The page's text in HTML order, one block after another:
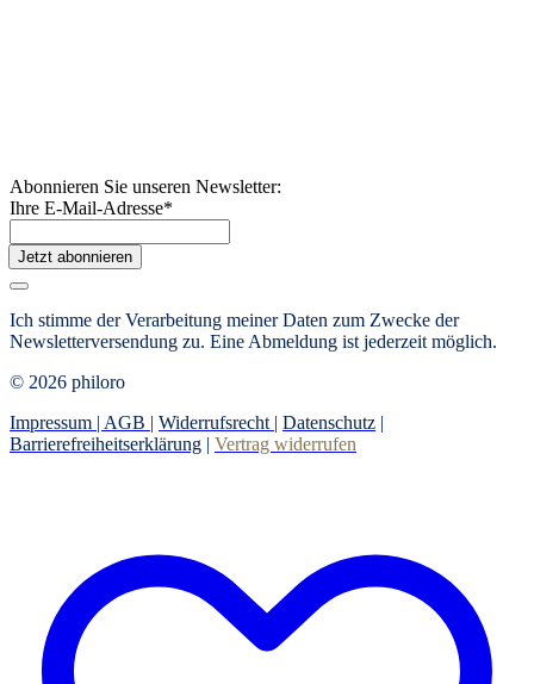
Abonnieren Sie unseren Newsletter:
Ihre E-Mail-Adresse*
Jetzt abonnieren
Ich stimme der Verarbeitung meiner Daten zum Zwecke der
Newsletterversendung zu. Eine Abmeldung ist jederzeit möglich.
© 2026 philoro
Impressum | AGB | Widerrufsrecht | Datenschutz |
Barrierefreiheitserklärung | Vertrag widerrufen